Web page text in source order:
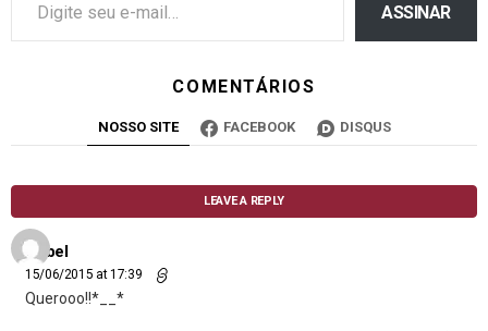
ASSINAR
COMENTÁRIOS
NOSSO SITE FACEBOOK DISQUS
LEAVE A REPLY
Isabel
15/06/2015 at 17:39
Querooo!!*__*